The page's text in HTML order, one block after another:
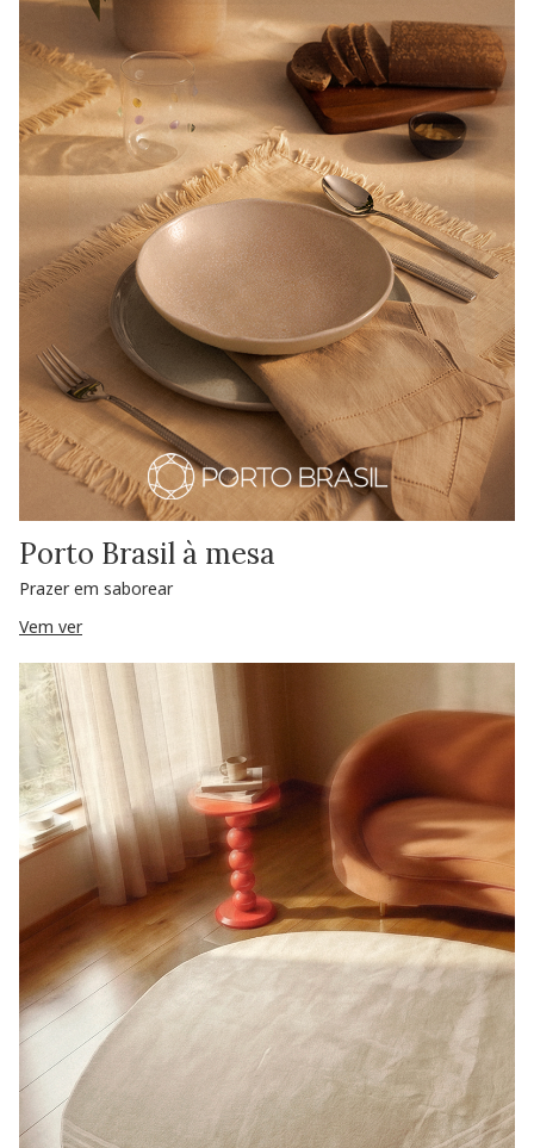
Porto Brasil à mesa
Prazer em saborear
Vem ver